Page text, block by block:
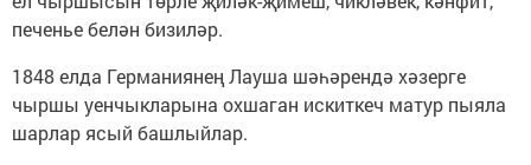
печенье белән бизиләр.
1848 елда Германиянең Лауша шәһәрендә хәзерге
чыршы уенчыкларына охшаган искиткеч матур пыяла
шарлар ясый башлыйлар.